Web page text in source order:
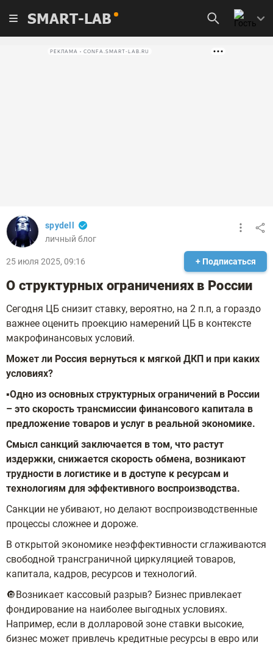
SMART-LAB
РЕКЛАМА • CONFA.SMART-LAB.RU
spydell
личный блог
25 июля 2025, 09:16 + Подписаться
О структурных ограничениях в России
Сегодня ЦБ снизит ставку, вероятно, на 2 п.п, а гораздо
важнее оценить проекцию намерений ЦБ в контексте
макрофинансовых условий.
Может ли Россия вернуться к мягкой ДКП и при каких
условиях?
▪️Одно из основных структурных ограничений в России
– это скорость трансмиссии финансового капитала в
предложение товаров и услуг в реальной экономике.
Смысл санкций заключается в том, что растут
издержки, снижается скорость обмена, возникают
трудности в логистике и в доступе к ресурсам и
технологиям для эффективного воспроизводства.
Санкции не убивают, но делают воспроизводственные
процессы сложнее и дороже.
В открытой экономике неэффективности сглаживаются
свободной трансграничной циркуляцией товаров,
капитала, кадров, ресурсов и технологий.
🔘Возникает кассовый разрыв? Бизнес привлекает
фондирование на наиболее выгодных условиях.
Например, если в долларовой зоне ставки высокие,
бизнес может привлечь кредитные ресурсы в евро или